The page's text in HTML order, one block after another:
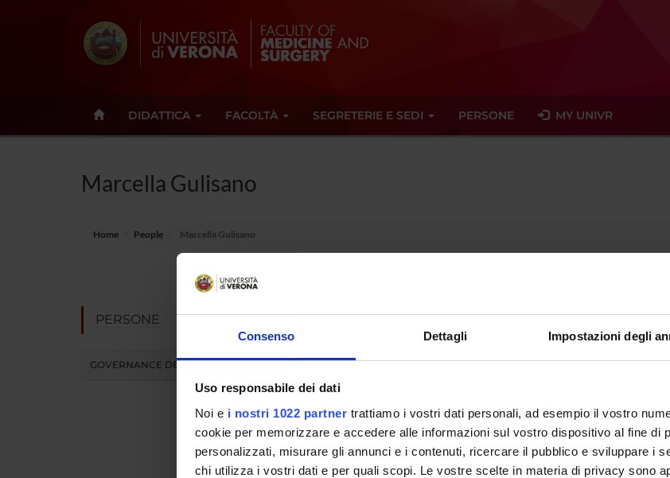
Consenso Dettagli Impostazioni degli
Uso responsabile dei dati
Noi e i nostri 1022 partner trattiamo i vostri dati personali, ad esempio il vostro
cookie per memorizzare e accedere alle informazioni sul vostro dispositivo al fine di
personalizzati, misurare gli annunci e i contenuti, ricercare il pubblico e sviluppare i
chi utilizza i vostri dati e per quali scopi. Le vostre scelte in materia di privacy sono
DIDATTICA FACOLTÀ SEGRETERIE E SEDI PERSONE MY UNIVR
Marcella Gulisano
Home People Marcella Gulisano
PERSONE
GOVERNANCE DELLA FACOLTÀ
Not present since September 30, 2017